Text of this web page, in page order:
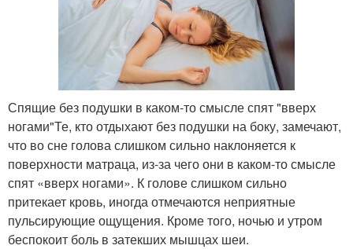
Спящие без подушки в каком-то смысле спят "вверх
ногами"Те, кто отдыхают без подушки на боку, замечают,
что во сне голова слишком сильно наклоняется к
поверхности матраца, из-за чего они в каком-то смысле
спят «вверх ногами». К голове слишком сильно
притекает кровь, иногда отмечаются неприятные
пульсирующие ощущения. Кроме того, ночью и утром
беспокоит боль в затекших мышцах шеи.